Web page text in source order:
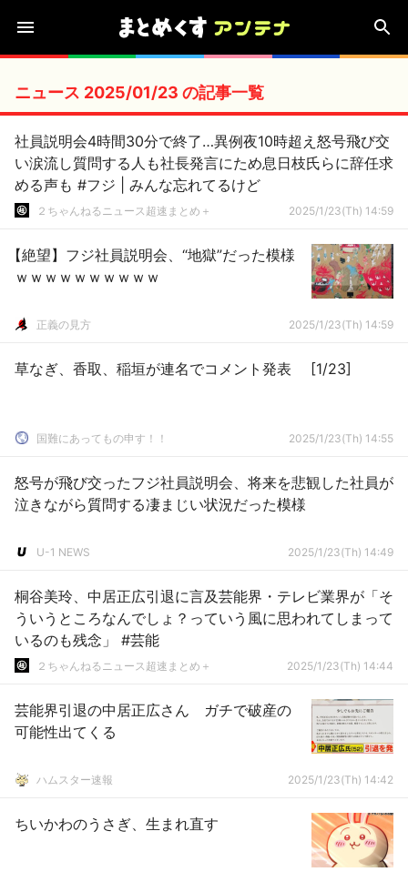
ニュース 2025/01/23 の記事一覧
社員説明会4時間30分で終了…異例夜10時超え怒号飛び交
い涙流し質問する人も社長発言にため息日枝氏らに辞任求
める声も #フジ | みんな忘れてるけど
２ちゃんねるニュース超速まとめ＋ 2025/1/23(Th) 14:59
【絶望】フジ社員説明会、“地獄”だった模様
ｗｗｗｗｗｗｗｗｗｗ
正義の見方 2025/1/23(Th) 14:59
草なぎ、香取、稲垣が連名でコメント発表 [1/23]
国難にあってもの申す！！ 2025/1/23(Th) 14:55
怒号が飛び交ったフジ社員説明会、将来を悲観した社員が
泣きながら質問する凄まじい状況だった模様
U-1 NEWS 2025/1/23(Th) 14:49
桐谷美玲、中居正広引退に言及芸能界・テレビ業界が「そ
ういうところなんでしょ？っていう風に思われてしまって
いるのも残念」 #芸能
２ちゃんねるニュース超速まとめ＋ 2025/1/23(Th) 14:44
芸能界引退の中居正広さん ガチで破産の
可能性出てくる
ハムスター速報 2025/1/23(Th) 14:42
ちいかわのうさぎ、生まれ直す